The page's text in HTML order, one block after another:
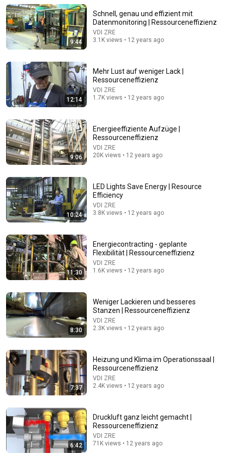
Glas oder Dose - Welche Verpackung ist besser für
ARD Marktcheck • 37K views
Warum brauchen Bahngleise keine Dehnungsfugen?
Veritasium auf Deutsch
Intelligentes Recycling von Aluminium reduziert CO₂-
Emissionen
VDI ZRE • 7.2K views
9:44
Schnell, genau und effizient mit
Datenmonitoring | Ressourceneffizienz
VDI ZRE
3.1K views • 12 years ago
12:14
Mehr Lust auf weniger Lack |
Ressourceneffizienz
VDI ZRE
1.7K views • 12 years ago
9:06
Energieeffiziente Aufzüge |
Ressourceneffizienz
VDI ZRE
20K views • 12 years ago
10:24
LED Lights Save Energy | Resource
Efficiency
VDI ZRE
3.8K views • 12 years ago
11:30
Energiecontracting - geplante
Flexibilität | Ressourceneffizienz
VDI ZRE
1.6K views • 12 years ago
8:30
Weniger Lackieren und besseres
Stanzen | Ressourceneffizienz
VDI ZRE
2.3K views • 12 years ago
7:37
Heizung und Klima im Operationssaal |
Ressourceneffizienz
VDI ZRE
2.4K views • 12 years ago
6:42
Druckluft ganz leicht gemacht |
Ressourceneffizienz
VDI ZRE
71K views • 12 years ago